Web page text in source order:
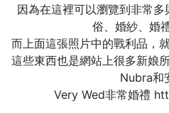
因為在這裡可以瀏覽到非常
俗、婚紗、婚
而上面這張照片中的戰利品，
這些東西也是網站上很多新娘
Nubra和
Very Wed非常婚禮